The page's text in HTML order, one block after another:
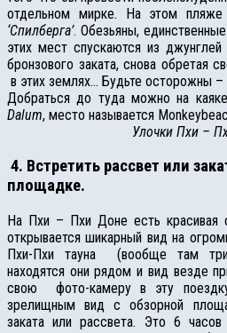
отдельном мирке. На этом
‘Спилберга’. Обезьяны,
этих мест спускаются из
бронзового заката, снова обретая
в этих землях… Будьте осторожны –
Добраться до туда можно на
Dalum, место называется
Улочки Пхи –
4. Встретить рассвет или
площадке.
На Пхи – Пхи Доне есть красивая
открывается шикарный вид на
Пхи-Пхи тауна (вообще там
находятся они рядом и вид везде
свою фото-камеру в эту
зрелищным вид с обзорной
заката или рассвета. Это 6